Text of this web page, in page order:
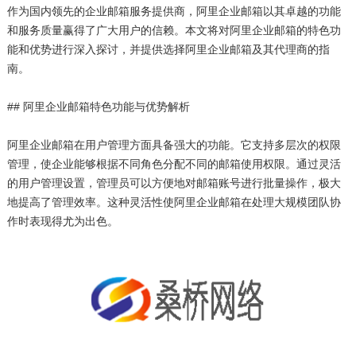
作为国内领先的企业邮箱服务提供商，阿里企业邮箱以其卓越的功能
和服务质量赢得了广大用户的信赖。本文将对阿里企业邮箱的特色功
能和优势进行深入探讨，并提供选择阿里企业邮箱及其代理商的指
南。
## 阿里企业邮箱特色功能与优势解析
阿里企业邮箱在用户管理方面具备强大的功能。它支持多层次的权限
管理，使企业能够根据不同角色分配不同的邮箱使用权限。通过灵活
的用户管理设置，管理员可以方便地对邮箱账号进行批量操作，极大
地提高了管理效率。这种灵活性使阿里企业邮箱在处理大规模团队协
作时表现得尤为出色。